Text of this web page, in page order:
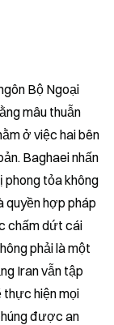
Bộ Ngoại
mâu thuẫn
ở việc hai bên
Baghaei nhấn
phong tỏa không
quyền hợp pháp
chấm dứt cái
phải là một
Iran vẫn tập
thực hiện mọi
được an